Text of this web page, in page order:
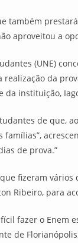
também
aproveitou a
(UNE)
da
da instituição,
de que,
famílias”,
de prova.”
fizeram
Ribeiro, para
fazer o Enem
de